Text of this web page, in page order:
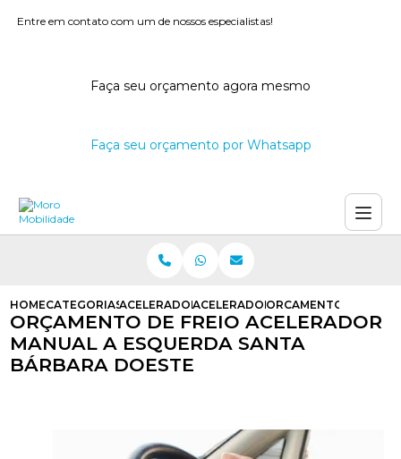
Entre em contato com um de nossos especialistas!
Faça seu orçamento agora mesmo
Faça seu orçamento por Whatsapp
HOMECATEGORIASACELERADORES E FREIOS MANUAIS
ACELERADOR E FREIO MANUAL
ORCAMENTO DE
ORÇAMENTO DE FREIO ACELERADOR
MANUAL A ESQUERDA SANTA
BÁRBARA DOESTE